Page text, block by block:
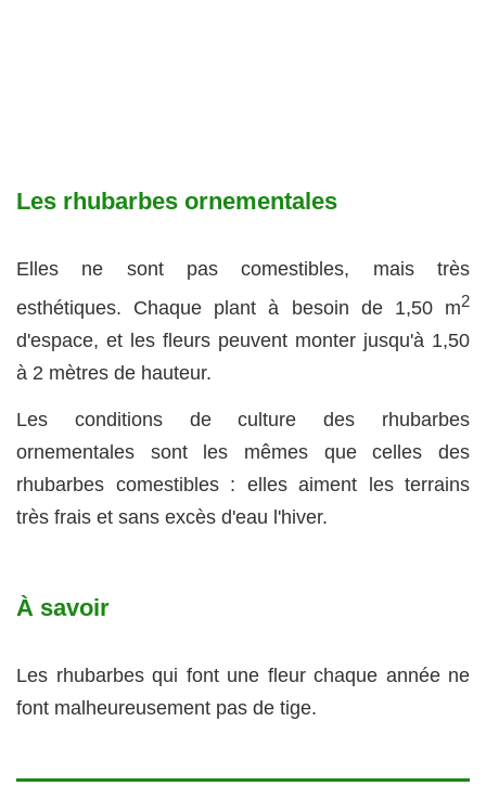
Les rhubarbes ornementales
Elles ne sont pas comestibles, mais très
esthétiques. Chaque plant à besoin de 1,50 m2
d'espace, et les fleurs peuvent monter jusqu'à 1,50
à 2 mètres de hauteur.
Les conditions de culture des rhubarbes
ornementales sont les mêmes que celles des
rhubarbes comestibles : elles aiment les terrains
très frais et sans excès d'eau l'hiver.
À savoir
Les rhubarbes qui font une fleur chaque année ne
font malheureusement pas de tige.